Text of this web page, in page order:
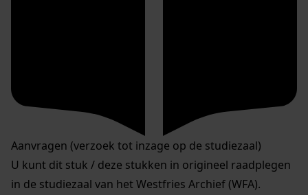
Aanvragen (verzoek tot inzage op de studiezaal)
U kunt dit stuk / deze stukken in origineel raadplegen
in de studiezaal van het Westfries Archief (WFA).